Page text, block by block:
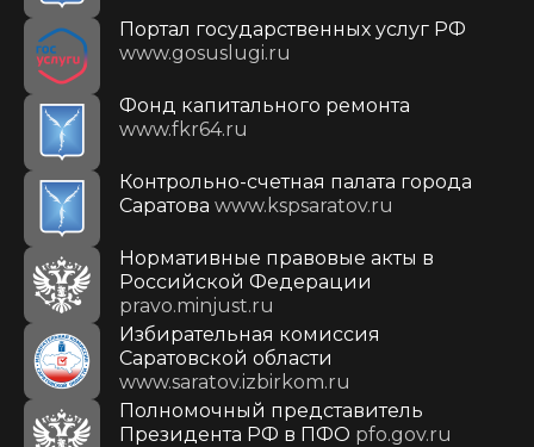
Портал государственных услуг РФ
www.gosuslugi.ru
Фонд капитального ремонта
www.fkr64.ru
Контрольно-счетная палата города
Саратова www.kspsaratov.ru
Нормативные правовые акты в
Российской Федерации
pravo.minjust.ru
Избирательная комиссия
Саратовской области
www.saratov.izbirkom.ru
Полномочный представитель
Президента РФ в ПФО pfo.gov.ru